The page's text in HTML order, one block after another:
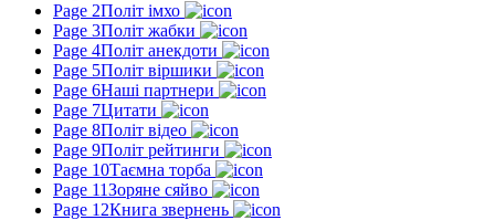
Page 2Політ імхо
Page 3Політ жабки
Page 4Політ анекдоти
Page 5Політ віршики
Page 6Наші партнери
Page 7Цитати
Page 8Політ відео
Page 9Політ рейтинги
Page 10Таємна торба
Page 11Зоряне сяйво
Page 12Книга звернень